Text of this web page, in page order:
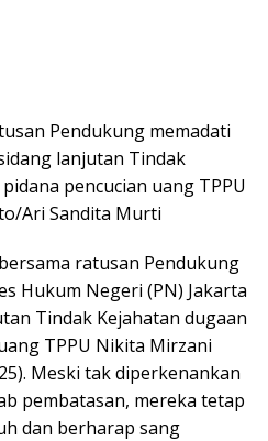
Pendukung memadati
lanjutan Tindak
pencucian uang TPPU
Ari Sandita Murti
bersama ratusan Pendukung
Hukum Negeri (PN) Jakarta
Tindak Kejahatan dugaan
TPPU Nikita Mirzani
Meski tak diperkenankan
pembatasan, mereka tetap
dan berharap sang